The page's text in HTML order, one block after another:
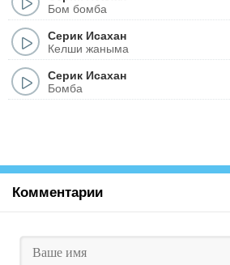
Бом бомба
Серик Исахан
Келши жаныма
Серик Исахан
Бомба
Комментарии